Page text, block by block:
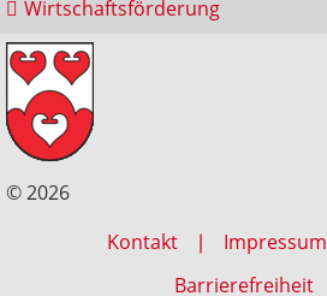
Wirtschaftsförderung
© 2026
Kontakt
Impressum
Barrierefreiheit